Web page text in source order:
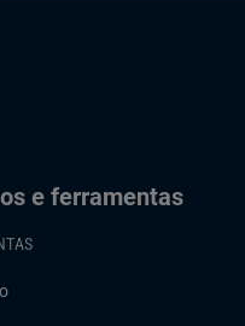
e ferramentas